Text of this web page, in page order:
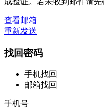
查看邮箱
重新发送
找回密码
手机找回
邮箱找回
手机号